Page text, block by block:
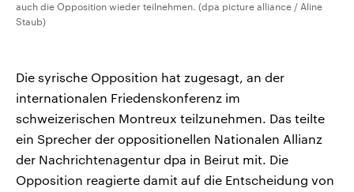
auch die Opposition wieder teilnehmen. (dpa picture alliance / Aline
Staub)
Die syrische Opposition hat zugesagt, an der
internationalen Friedenskonferenz im
schweizerischen Montreux teilzunehmen. Das teilte
ein Sprecher der oppositionellen Nationalen Allianz
der Nachrichtenagentur dpa in Beirut mit. Die
Opposition reagierte damit auf die Entscheidung von